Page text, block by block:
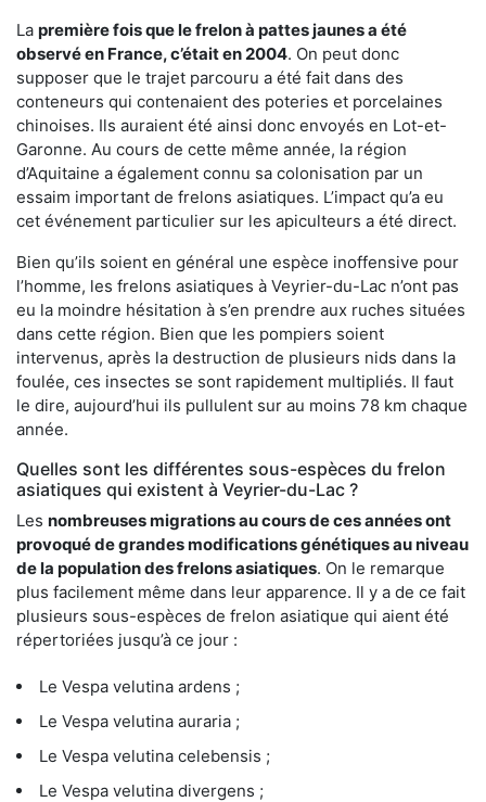
La première fois que le frelon à pattes jaunes a été
observé en France, c’était en 2004. On peut donc
supposer que le trajet parcouru a été fait dans des
conteneurs qui contenaient des poteries et porcelaines
chinoises. Ils auraient été ainsi donc envoyés en Lot-et-
Garonne. Au cours de cette même année, la région
d’Aquitaine a également connu sa colonisation par un
essaim important de frelons asiatiques. L’impact qu’a eu
cet événement particulier sur les apiculteurs a été direct.
Bien qu’ils soient en général une espèce inoffensive pour
l’homme, les frelons asiatiques à Veyrier-du-Lac n’ont pas
eu la moindre hésitation à s’en prendre aux ruches situées
dans cette région. Bien que les pompiers soient
intervenus, après la destruction de plusieurs nids dans la
foulée, ces insectes se sont rapidement multipliés. Il faut
le dire, aujourd’hui ils pullulent sur au moins 78 km chaque
année.
Quelles sont les différentes sous-espèces du frelon
asiatiques qui existent à Veyrier-du-Lac ?
Les nombreuses migrations au cours de ces années ont
provoqué de grandes modifications génétiques au niveau
de la population des frelons asiatiques. On le remarque
plus facilement même dans leur apparence. Il y a de ce fait
plusieurs sous-espèces de frelon asiatique qui aient été
répertoriées jusqu’à ce jour :
Le Vespa velutina ardens ;
Le Vespa velutina auraria ;
Le Vespa velutina celebensis ;
Le Vespa velutina divergens ;